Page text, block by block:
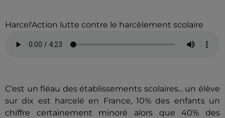
Harcel'Action lutte contre le harcèlement scolaire
C'est un fléau des établissements scolaires... un élève
sur dix est harcelé en France, 10% des enfants un
chiffre certainement minoré alors que 40% des